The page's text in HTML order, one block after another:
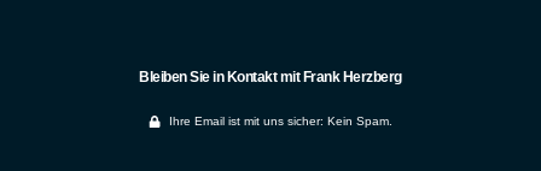
Bleiben Sie in Kontakt mit Frank Herzberg
Ihre Email ist mit uns sicher: Kein Spam.